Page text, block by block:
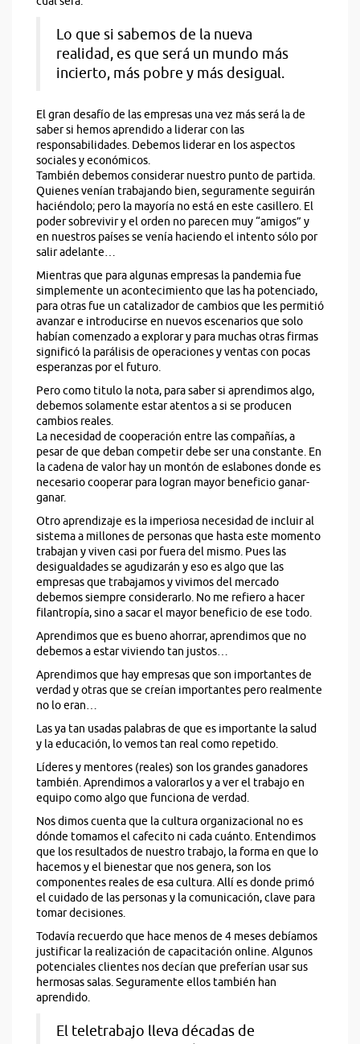
Lo que si sabemos de la nueva
realidad, es que será un mundo más
incierto, más pobre y más desigual.
El gran desafío de las empresas una vez más será la de
saber si hemos aprendido a liderar con las
responsabilidades. Debemos liderar en los aspectos
sociales y económicos.
También debemos considerar nuestro punto de partida.
Quienes venían trabajando bien, seguramente seguirán
haciéndolo; pero la mayoría no está en este casillero. El
poder sobrevivir y el orden no parecen muy “amigos” y
en nuestros países se venía haciendo el intento sólo por
salir adelante…
Mientras que para algunas empresas la pandemia fue
simplemente un acontecimiento que las ha potenciado,
para otras fue un catalizador de cambios que les permitió
avanzar e introducirse en nuevos escenarios que solo
habían comenzado a explorar y para muchas otras firmas
significó la parálisis de operaciones y ventas con pocas
esperanzas por el futuro.
Pero como titulo la nota, para saber si aprendimos algo,
debemos solamente estar atentos a si se producen
cambios reales.
La necesidad de cooperación entre las compañías, a
pesar de que deban competir debe ser una constante. En
la cadena de valor hay un montón de eslabones donde es
necesario cooperar para logran mayor beneficio ganar-
ganar.
Otro aprendizaje es la imperiosa necesidad de incluir al
sistema a millones de personas que hasta este momento
trabajan y viven casi por fuera del mismo. Pues las
desigualdades se agudizarán y eso es algo que las
empresas que trabajamos y vivimos del mercado
debemos siempre considerarlo. No me refiero a hacer
filantropía, sino a sacar el mayor beneficio de ese todo.
Aprendimos que es bueno ahorrar, aprendimos que no
debemos a estar viviendo tan justos…
Aprendimos que hay empresas que son importantes de
verdad y otras que se creían importantes pero realmente
no lo eran…
Las ya tan usadas palabras de que es importante la salud
y la educación, lo vemos tan real como repetido.
Líderes y mentores (reales) son los grandes ganadores
también. Aprendimos a valorarlos y a ver el trabajo en
equipo como algo que funciona de verdad.
Nos dimos cuenta que la cultura organizacional no es
dónde tomamos el cafecito ni cada cuánto. Entendimos
que los resultados de nuestro trabajo, la forma en que lo
hacemos y el bienestar que nos genera, son los
componentes reales de esa cultura. Allí es donde primó
el cuidado de las personas y la comunicación, clave para
tomar decisiones.
Todavía recuerdo que hace menos de 4 meses debíamos
justificar la realización de capacitación online. Algunos
potenciales clientes nos decían que preferían usar sus
hermosas salas. Seguramente ellos también han
aprendido.
El teletrabajo lleva décadas de